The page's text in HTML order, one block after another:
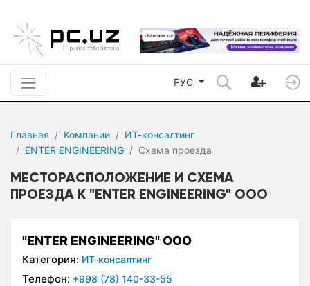
РУС
Главная Компании
ИТ-консалтинг
ENTER ENGINEERING
Схема проезда
МЕСТОРАСПОЛОЖЕНИЕ И СХЕМА
ПРОЕЗДА К "ENTER ENGINEERING" ООО
"ENTER ENGINEERING" ООО
Категория: ИТ-консалтинг
Телефон: +998 (78) 140-33-55